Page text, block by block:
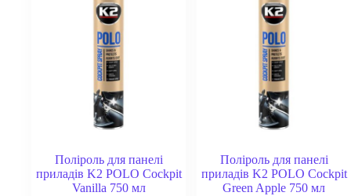
Поліроль для панелі
приладів K2 POLO Cockpit
Vanilla 750 мл
Поліроль для панелі
приладів K2 POLO Cockpit
Green Apple 750 мл